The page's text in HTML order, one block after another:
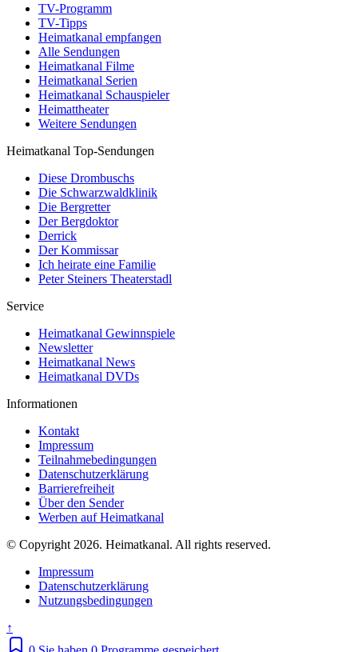
TV-Programm
TV-Tipps
Heimatkanal empfangen
Alle Sendungen
Heimatkanal Filme
Heimatkanal Serien
Heimatkanal Schauspieler
Heimattheater
Weitere Sendungen
Heimatkanal Top-Sendungen
Diese Drombuschs
Die Schwarzwaldklinik
Die Bergretter
Der Bergdoktor
Derrick
Der Kommissar
Ich heirate eine Familie
Peter Steiners Theaterstadl
Service
Heimatkanal Gewinnspiele
Newsletter
Heimatkanal News
Heimatkanal DVDs
Informationen
Kontakt
Impressum
Teilnahmebedingungen
Datenschutzerklärung
Barrierefreiheit
Über den Sender
Werben auf Heimatkanal
© Copyright 2026. Heimatkanal. All rights reserved.
Impressum
Datenschutzerklärung
Nutzungsbedingungen
↑